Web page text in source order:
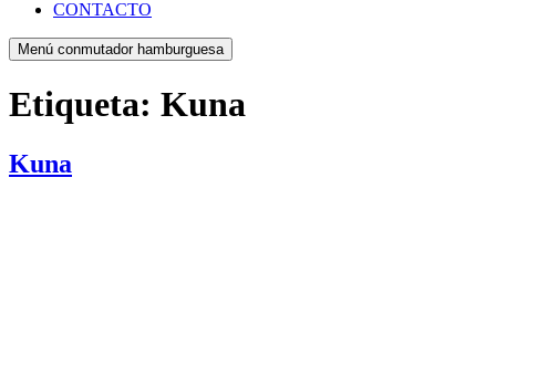
CONTACTO
Menú conmutador hamburguesa
Etiqueta: Kuna
Kuna